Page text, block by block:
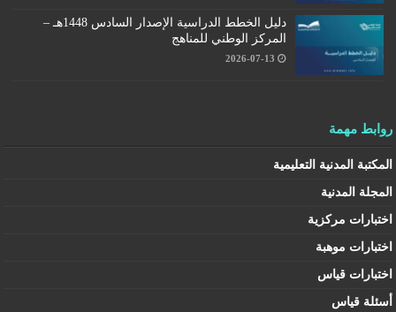
دليل الخطط الدراسية الإصدار السادس 1448هـ –
المركز الوطني للمناهج
2026-07-13
روابط مهمة
المكتبة المدنية التعليمية
المجلة المدنية
اختبارات مركزية
اختبارات موهبة
اختبارات قياس
أسئلة قياس